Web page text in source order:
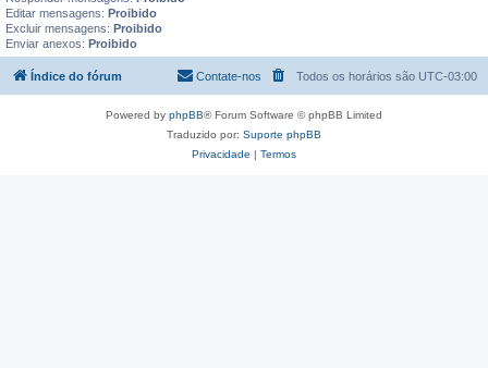
Editar mensagens: Proibido
Excluir mensagens: Proibido
Enviar anexos: Proibido
Índice do fórum Todos os horários são UTC-03:00
Contate-nos
Powered by phpBB® Forum Software © phpBB Limited
Traduzido por: Suporte phpBB
Privacidade | Termos